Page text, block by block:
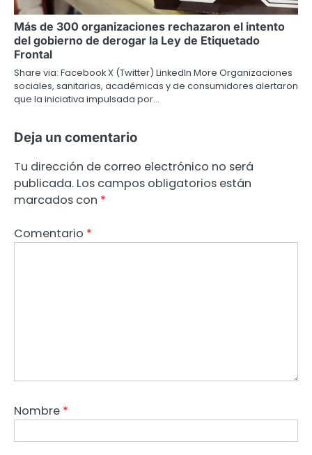
Más de 300 organizaciones rechazaron el intento
del gobierno de derogar la Ley de Etiquetado
Frontal
Share via: Facebook X (Twitter) LinkedIn More Organizaciones
sociales, sanitarias, académicas y de consumidores alertaron
que la iniciativa impulsada por…
Deja un comentario
Tu dirección de correo electrónico no será
publicada. Los campos obligatorios están
marcados con *
Comentario *
Nombre *